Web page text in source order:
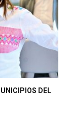
DEL